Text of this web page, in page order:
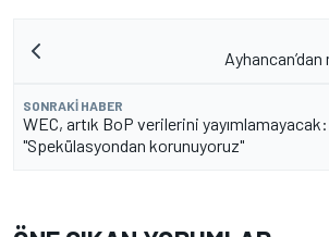
SONRAKI HABER
WEC, artık BoP verilerini yayımlamayacak:
"Spekülasyondan korunuyoruz"